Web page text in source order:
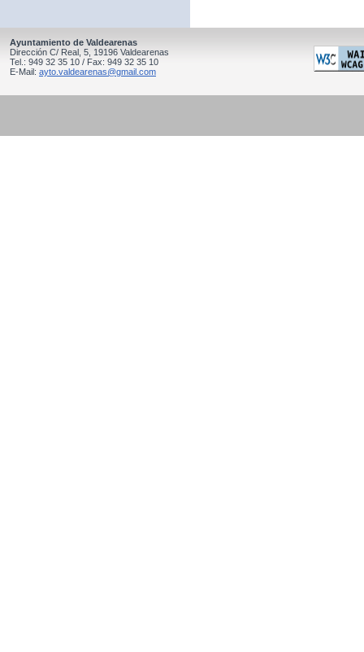
Ayuntamiento de Valdearenas
Dirección C/ Real, 5, 19196 Valdearenas
Tel.: 949 32 35 10 / Fax: 949 32 35 10
E-Mail: ayto.valdearenas@gmail.com